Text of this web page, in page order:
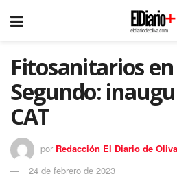
Fitosanitarios en
Segundo:
CAT
por Redacción El Diario de
24 de febrero de 2023